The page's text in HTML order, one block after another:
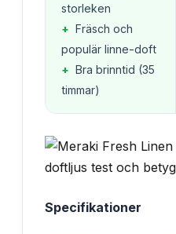
storleken
+ Fräsch och
populär linne-doft
+ Bra brinntid (35
timmar)
Specifikationer